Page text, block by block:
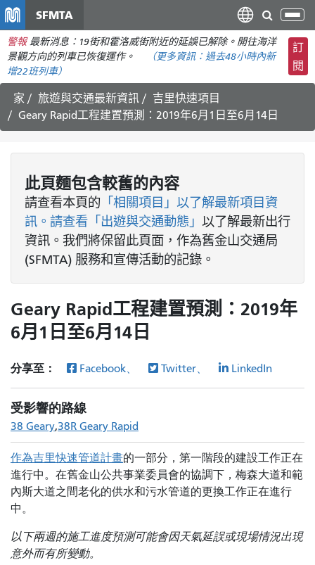
主
要
容
SFMTA
切
換
導
航
警報 最新消息：19街和霍洛威街附近的延誤已解除。開往海洋
景觀方向的列車已恢復運作。
（更多資訊： 過去48小時內新
增22班列車）
訂
閱
家 旅遊與交通最新資訊
吉里快速項目
Geary Rapid工程建置預測：2019年6月1日至6月14日
此頁麵包含較舊的內容
請查看本頁的 「相關項目」以了解最新項目資
訊。請查看 「出遊與交通動態」 以了解最新出行
資訊。我們將保留此頁面，作為舊金山交通局
(SFMTA) 服務和宣傳活動的記錄。
Geary Rapid工程建置預測：2019年
6月1日至6月14日
分享至： Facebook、 Twitter、 LinkedIn
受影響的路線
38 Geary 38R Geary Rapid
作為吉里快速管道計畫的一部分，第一階段的建設工作正在
進行中。在舊金山公共事業委員會的協調下，梅森大道和範
內斯大道之間老化的供水和污水管道的更換工作正在進行
中。
以下兩週的施工進度預測可能會因天氣延誤或現場情況出現
意外而有所變動。